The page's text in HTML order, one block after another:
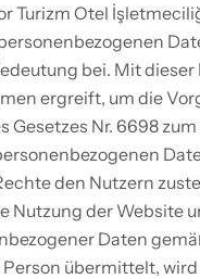
Turizm Otel
bei. Mit
ergreift, um die
Gesetzes Nr. 6698
den Nutzern
Nutzung der Website
Daten
übermittelt,